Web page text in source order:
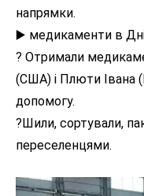
напрямки.
▶️ медикаменти в
? Отримали
(США) і Плюти Івана
допомогу.
?Шили, сортували,
переселенцями.